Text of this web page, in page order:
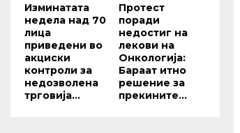
Изминатата
недела над 70
лица
приведени во
акциски
контроли за
недозволена
трговија...
Протест
поради
недостиг на
лекови на
Онкологија:
Бараат итно
решение за
прекините...